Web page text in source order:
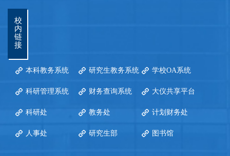
校
内
链
接
本科教务系统 研究生教务系统 学校OA系统
科研管理系统 财务查询系统 大仪共享平台
科研处 教务处 计划财务处
人事处 研究生部 图书馆